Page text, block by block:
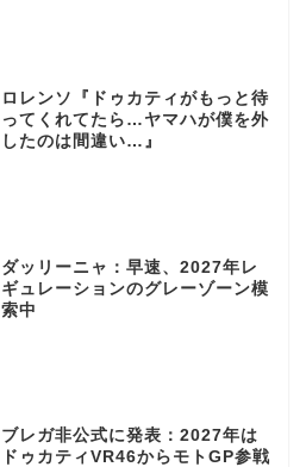
ロレンソ『ドゥカティがもっと待
ってくれてたら…ヤマハが僕を外
したのは間違い…』
ダッリーニャ：早速、2027年レ
ギュレーションのグレーゾーン模
索中
ブレガ非公式に発表：2027年は
ドゥカティVR46からモトGP参戦